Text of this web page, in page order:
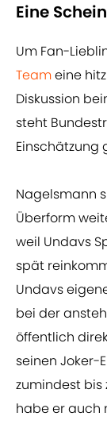
Eine
Um Fan-
Teameine
Diskussion
steht
Einschätzung
Nagelsmann
Überform
weil Undavs
spät
Undavs
bei der
öffentlich
seinen Joker-
zumindest bis
habe er auch